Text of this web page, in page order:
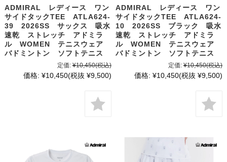
ADMIRAL レディース ワン
サイドタックTEE ATLA624-
39 2026SS サックス 吸水
速乾 ストレッチ アドミラ
ル WOMEN テニスウェア
バドミントン ソフトテニス
定価: ¥10,450(税込)
価格: ¥10,450(税抜 ¥9,500)
ADMIRAL レディース ワン
サイドタックTEE ATLA624-
10 2026SS ブラック 吸水
速乾 ストレッチ アドミラ
ル WOMEN テニスウェア
バドミントン ソフトテニス
定価: ¥10,450(税込)
価格: ¥10,450(税抜 ¥9,500)